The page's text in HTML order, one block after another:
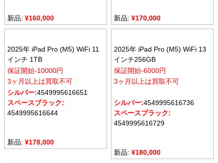
新品: ¥160,000 新品: ¥170,000
2025年 iPad Pro (M5) WiFi 11
インチ 1TB
保証開始-10000円
3ヶ月以上は買取不可
シルバー:4549995616651
スペースブラック:
4549995616644
新品: ¥178,000
2025年 iPad Pro (M5) WiFi 13
インチ256GB
保証開始-6000円
3ヶ月以上は買取不可
シルバー:4549995616736
スペースブラック:
4549995616729
新品: ¥180,000